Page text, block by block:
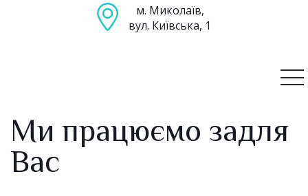
м. Миколаїв,
вул. Київська, 1
Ми працюємо задля
Вас